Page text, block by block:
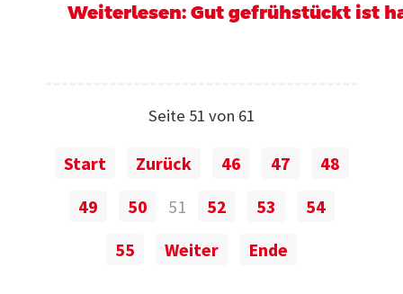
Weiterlesen: Gut gefrühstückt ist
Seite 51 von 61
Start Zurück 46 47
48
49
50 51 52 53
54
55
Weiter Ende